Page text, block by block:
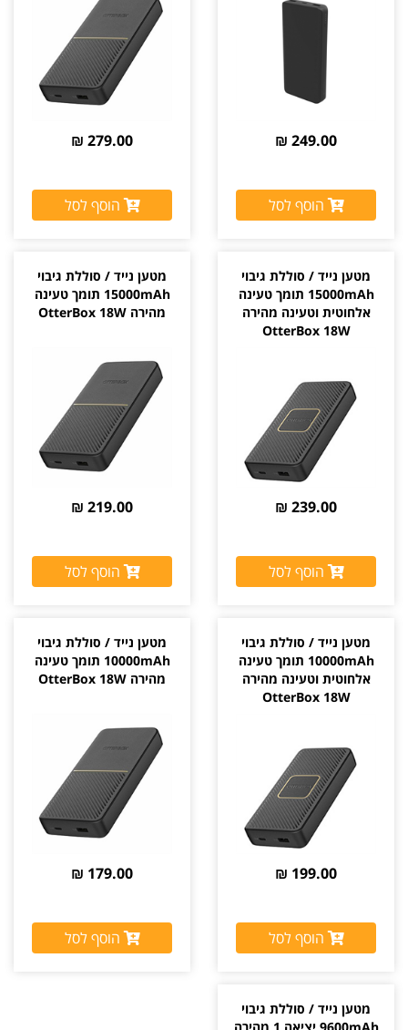
249.00 ₪
הוסף לסל
279.00 ₪
הוסף לסל
מטען נייד / סוללת גיבוי
15000mAh תומך טעינה
אלחוטית וטעינה מהירה
OtterBox 18W
239.00 ₪
הוסף לסל
מטען נייד / סוללת גיבוי
15000mAh תומך טעינה
מהירה OtterBox 18W
219.00 ₪
הוסף לסל
מטען נייד / סוללת גיבוי
10000mAh תומך טעינה
אלחוטית וטעינה מהירה
OtterBox 18W
199.00 ₪
הוסף לסל
מטען נייד / סוללת גיבוי
10000mAh תומך טעינה
מהירה OtterBox 18W
179.00 ₪
הוסף לסל
מטען נייד / סוללת גיבוי